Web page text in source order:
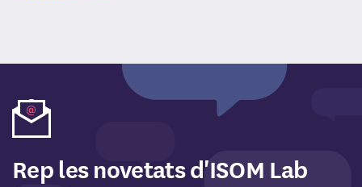
Rep les novetats d'ISOM Lab